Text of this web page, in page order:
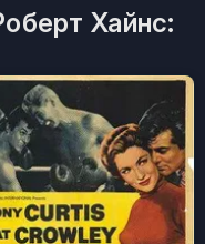
Хайнс: